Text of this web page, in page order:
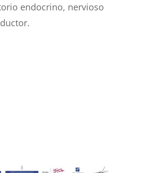
endocrino, nervioso